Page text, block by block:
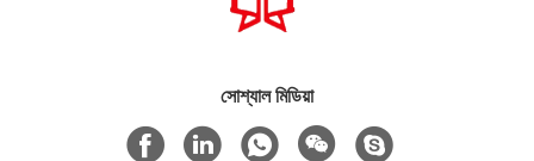
সোশ্যাল মিডিয়া